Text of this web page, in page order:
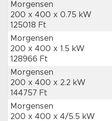
Morgensen
200 x 400 x 0.75 kW
125018 Ft
Morgensen
200 x 400 x 1.5 kW
128966 Ft
Morgensen
200 x 400 x 2.2 kW
144757 Ft
Morgensen
200 x 400 x 4/5.5 kW